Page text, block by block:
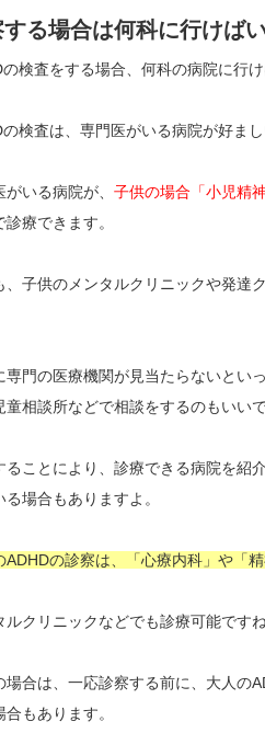
る場合は何科に行けば
検査をする場合、何科の病院に行け
検査は、専門医がいる病院が好まし
がいる病院が、 子供の場合「小児精
診療できます。
、子供のメンタルクリニックや発達
専門の医療機関が見当たらないとい
童相談所などで相談をするのもいいで
ることにより、診療できる病院を紹
る場合もありますよ。
ADHDの診察は、「心療内科」や「
ルクリニックなどでも診療可能ですね
場合は、一応診察する前に、大人の
合もあります。